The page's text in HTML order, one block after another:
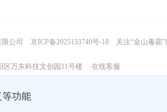
等功能
公司 京ICP备2025133740号-18 关注“金山毒霸
区万东科技文创园11号楼 在线客服